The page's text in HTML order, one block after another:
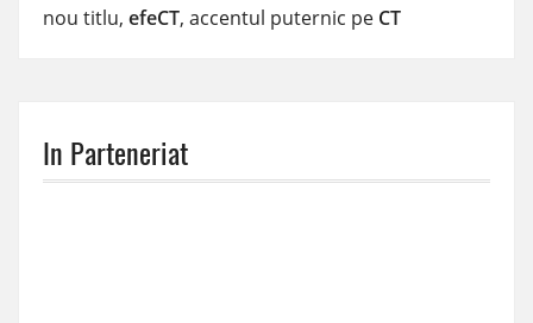
nou titlu, efeCT, accentul puternic pe CT
In Parteneriat